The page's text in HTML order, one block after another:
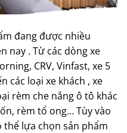
đang được nhiều
nay . Từ các dòng xe
CRV, Vinfast, xe 5
các loại xe khách , xe
rèm che nắng ô tô khác
rèm tổ ong… Tùy vào
thể lựa chọn sản phẩm